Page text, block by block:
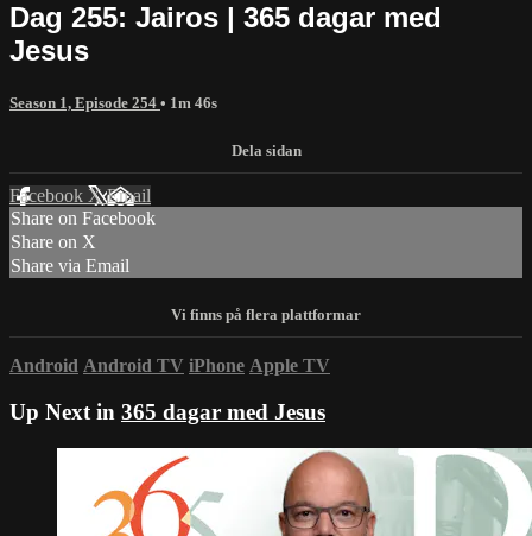
Dag 255: Jairos | 365 dagar med
Jesus
Season 1, Episode 254 • 1m 46s
Facebook XEmail
Share on Facebook
Share on X
Share via Email
Android Android TV iPhone Apple TV
Up Next in 365 dagar med Jesus